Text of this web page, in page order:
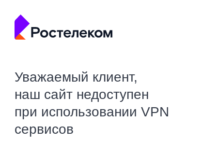
Уважаемый клиент,
наш сайт недоступен
при использовании VPN
сервисов